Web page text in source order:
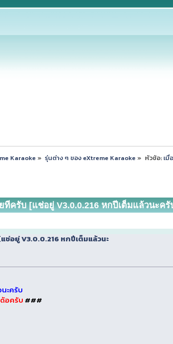
Karaoke » รุ่นต่าง ๆ ของ eXtreme Karaoke » หัวข้อ: เมื่
ทีครับ [แช่อยู่ V3.0.0.216 หกปีเต็มแล้วนะค
ช่อยู่ V3.0.0.216 หกปีเต็มแล้วนะ
ะครับ
ด้อครับ ###